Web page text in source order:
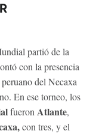
partió de la
con la presencia
del Necaxa
En ese torneo, los
fueron Atlante,
con tres, y el